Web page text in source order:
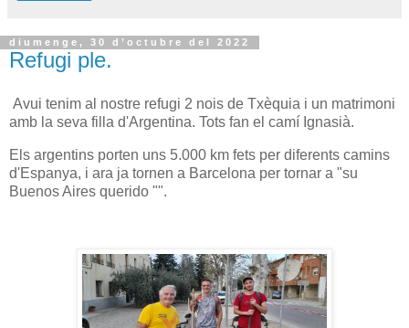
diumenge, 30 d’octubre del 2022
Refugi ple.
Avui tenim al nostre refugi 2 nois de Txèquia i un matrimoni
amb la seva filla d'Argentina. Tots fan el camí Ignasià.
Els argentins porten uns 5.000 km fets per diferents camins
d'Espanya, i ara ja tornen a Barcelona per tornar a "su
Buenos Aires querido "".